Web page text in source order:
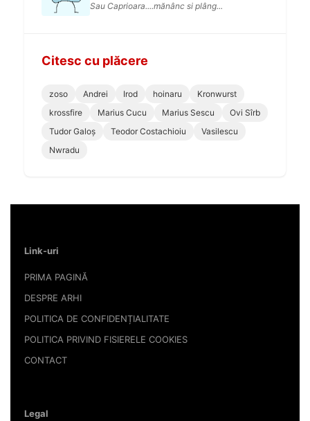
Sau Caprioara....mănânc si plâng...
Citesc cu plăcere
zoso Andrei Irod hoinaru
Kronwurst
krossfire
Marius Cucu Marius Sescu
Ovi Sîrb
Tudor Galoș
Teodor Costachioiu
Vasilescu
Nwradu
Link-uri
PRIMA PAGINĂ
DESPRE ARHI
POLITICA DE CONFIDENȚIALITATE
POLITICA PRIVIND FISIERELE COOKIES
CONTACT
Legal